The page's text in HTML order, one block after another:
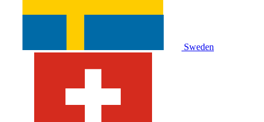
Sweden